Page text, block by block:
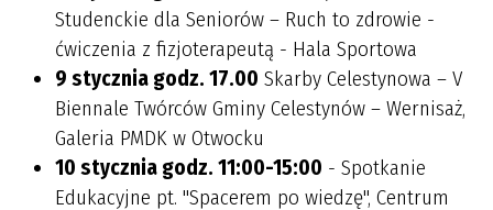
Studenckie dla Seniorów – Ruch to zdrowie -
ćwiczenia z fizjoterapeutą - Hala Sportowa
9 stycznia godz. 17.00 Skarby Celestynowa – V
Biennale Twórców Gminy Celestynów – Wernisaż,
Galeria PMDK w Otwocku
10 stycznia godz. 11:00-15:00 - Spotkanie
Edukacyjne pt. "Spacerem po wiedzę", Centrum